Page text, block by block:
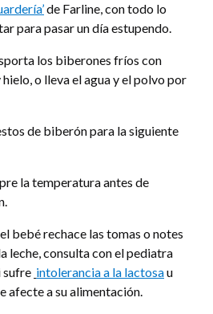
’de Farline, con todo lo
para pasar un día estupendo.
los biberones fríos con
o lleva el agua y el polvo por
de biberón para la siguiente
la temperatura antes de
bebé rechace las tomas o notes
leche, consulta con el pediatra
sufre intolerancia a la lactosau
afecte a su alimentación.